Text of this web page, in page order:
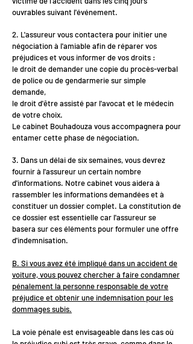
ouvrables suivant l'événement.
2. L'assureur vous contactera pour initier une
négociation à l'amiable afin de réparer vos
préjudices et vous informer de vos droits :
le droit de demander une copie du procès-verbal
de police ou de gendarmerie sur simple
demande,
le droit d'être assisté par l'avocat et le médecin
de votre choix.
Le cabinet Bouhadouza vous accompagnera pour
entamer cette phase de négociation.
3. Dans un délai de six semaines, vous devrez
fournir à l'assureur un certain nombre
d'informations. Notre cabinet vous aidera à
rassembler les informations demandées et à
constituer un dossier complet. La constitution de
ce dossier est essentielle car l'assureur se
basera sur ces éléments pour formuler une offre
d'indemnisation.
B. Si vous avez été impliqué dans un accident de
voiture, vous pouvez chercher à faire condamner
pénalement la personne responsable de votre
préjudice et obtenir une indemnisation pour les
dommages subis.
La voie pénale est envisageable dans les cas où